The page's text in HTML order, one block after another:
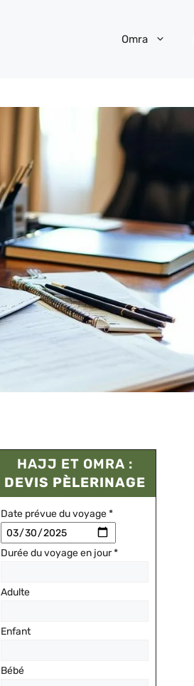
Omra
HAJJ ET OMRA :
DEVIS PÈLERINAGE
Date prévue du voyage*
Durée du voyage en jour*
Adulte
Enfant
Bébé